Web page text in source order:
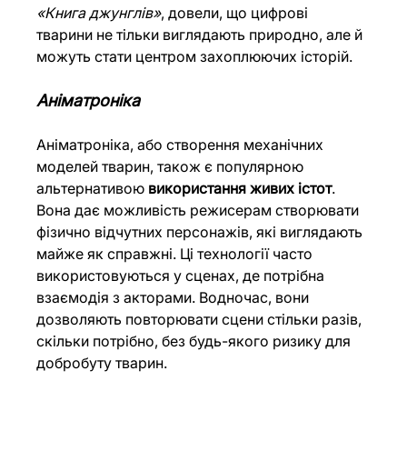
«Книга джунглів», довели, що цифрові
тварини не тільки виглядають природно, але й
можуть стати центром захоплюючих історій.
Аніматроніка
Аніматроніка, або створення механічних
моделей тварин, також є популярною
альтернативою використання живих істот.
Вона дає можливість режисерам створювати
фізично відчутних персонажів, які виглядають
майже як справжні. Ці технології часто
використовуються у сценах, де потрібна
взаємодія з акторами. Водночас, вони
дозволяють повторювати сцени стільки разів,
скільки потрібно, без будь-якого ризику для
добробуту тварин.